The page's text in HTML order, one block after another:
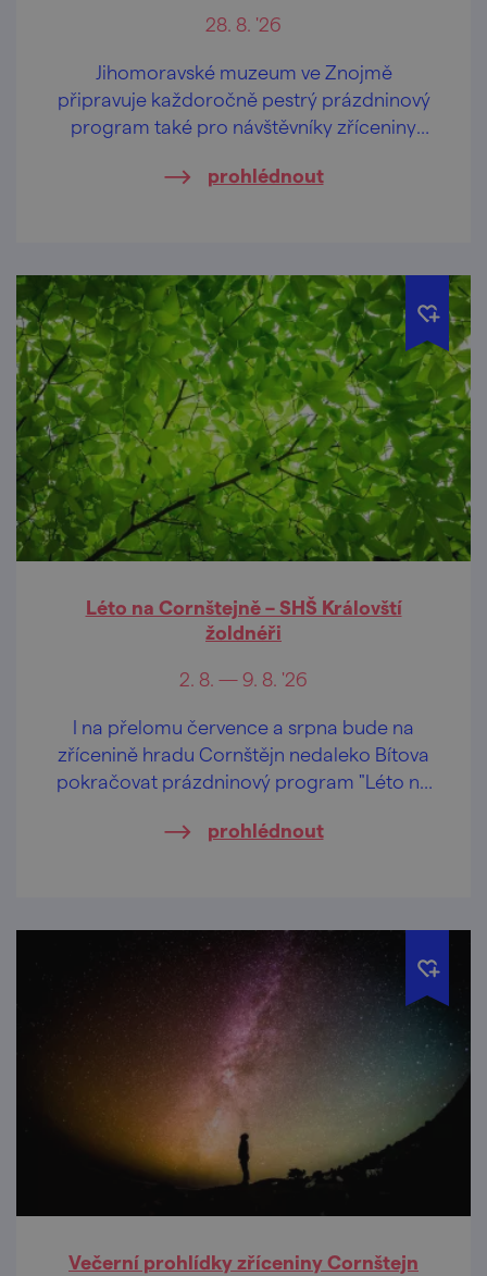
28. 8. '26
Jihomoravské muzeum ve Znojmě
připravuje každoročně pestrý prázdninový
program také pro návštěvníky zříceniny
prohlédnout
Léto na Cornštejně – SHŠ Královští
žoldnéři
2. 8. — 9. 8. '26
I na přelomu července a srpna bude na
zřícenině hradu Cornštějn nedaleko Bítova
pokračovat prázdninový program "Léto na
prohlédnout
Večerní prohlídky zříceniny Cornštejn